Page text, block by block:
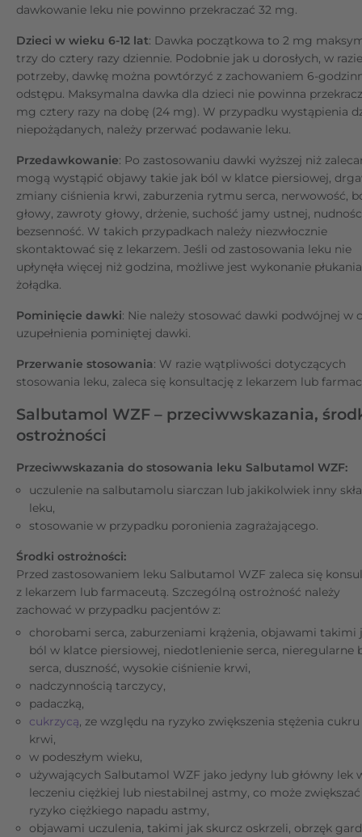
dawkowanie leku nie powinno przekraczać 32 mg.
Dzieci w wieku 6-12 lat: Dawka początkowa to 2 mg
trzy do cztery razy dziennie. Podobnie jak u dorosłych, w razie
potrzeby, dawkę można powtórzyć z zachowaniem 6-
odstępu. Maksymalna dawka dla dzieci nie powinna
mg cztery razy na dobę (24 mg). W przypadku wystąpienia
niepożądanych, należy przerwać podawanie leku.
Przedawkowanie: Po zastosowaniu dawki wyższej niż
mogą wystąpić objawy takie jak ból w klatce piersiowej,
zmiany ciśnienia krwi, zaburzenia rytmu serca, nerwowość,
głowy, zawroty głowy, drżenie, suchość jamy ustnej,
bezsenność. W takich przypadkach należy niezwłocznie
skontaktować się z lekarzem. Jeśli od zastosowania leku nie
upłynęła więcej niż godzina, możliwe jest wykonanie płukania
żołądka.
Pominięcie dawki: Nie należy stosować dawki podwójnej w
uzupełnienia pominiętej dawki.
Przerwanie stosowania: W razie wątpliwości dotyczących
stosowania leku, zaleca się konsultację z lekarzem lub
Salbutamol WZF – przeciwwskazania,
ostrożności
Przeciwwskazania do stosowania leku Salbutamol WZF:
uczulenie na salbutamolu siarczan lub jakikolwiek inny
leku,
stosowanie w przypadku poronienia zagrażającego.
Środki ostrożności:
Przed zastosowaniem leku Salbutamol WZF zaleca się
z lekarzem lub farmaceutą. Szczególną ostrożność należy
zachować w przypadku pacjentów z:
chorobami serca, zaburzeniami krążenia, objawami takimi
ból w klatce piersiowej, niedotlenienie serca, nieregularne
serca, duszność, wysokie ciśnienie krwi,
nadczynnością tarczycy,
padaczką,
cukrzycą, ze względu na ryzyko zwiększenia stężenia
krwi,
w podeszłym wieku,
używających Salbutamol WZF jako jedyny lub główny lek
leczeniu ciężkiej lub niestabilnej astmy, co może zwiększać
ryzyko ciężkiego napadu astmy,
objawami uczulenia, takimi jak skurcz oskrzeli, obrzęk